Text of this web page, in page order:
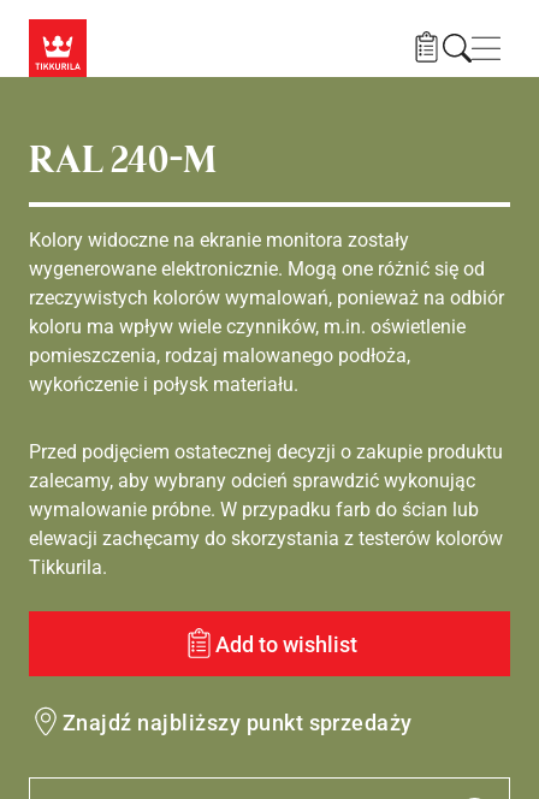
RAL 240-M
Kolory widoczne na ekranie monitora zostały
wygenerowane elektronicznie. Mogą one różnić się od
rzeczywistych kolorów wymalowań, ponieważ na odbiór
koloru ma wpływ wiele czynników, m.in. oświetlenie
pomieszczenia, rodzaj malowanego podłoża,
wykończenie i połysk materiału.
Przed podjęciem ostatecznej decyzji o zakupie produktu
zalecamy, aby wybrany odcień sprawdzić wykonując
wymalowanie próbne. W przypadku farb do ścian lub
elewacji zachęcamy do skorzystania z testerów kolorów
Tikkurila.
Add to wishlist
Znajdź najbliższy punkt sprzedaży